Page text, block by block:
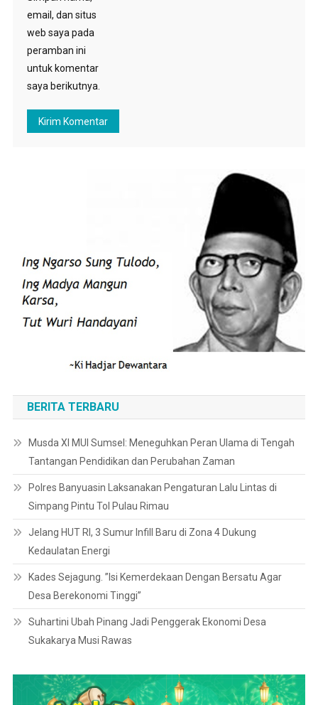
email, dan situs
web saya pada
peramban ini
untuk komentar
saya berikutnya.
BERITA TERBARU
Musda XI MUI Sumsel: Meneguhkan Peran Ulama di Tengah
Tantangan Pendidikan dan Perubahan Zaman
Polres Banyuasin Laksanakan Pengaturan Lalu Lintas di
Simpang Pintu Tol Pulau Rimau
Jelang HUT RI, 3 Sumur Infill Baru di Zona 4 Dukung
Kedaulatan Energi
Kades Sejagung. ”Isi Kemerdekaan Dengan Bersatu Agar
Desa Berekonomi Tinggi”
Suhartini Ubah Pinang Jadi Penggerak Ekonomi Desa
Sukakarya Musi Rawas